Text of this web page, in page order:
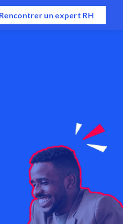
Rencontrer un expert RH